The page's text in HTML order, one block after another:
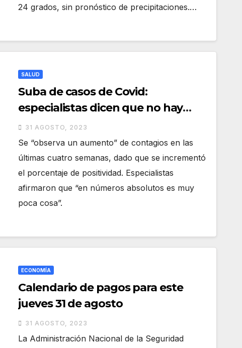
24 grados, sin pronóstico de precipitaciones.…
SALUD
Suba de casos de Covid:
especialistas dicen que no hay
impacto en salud pública
31 AGOSTO, 2023
Se “observa un aumento” de contagios en las
últimas cuatro semanas, dado que se incrementó
el porcentaje de positividad. Especialistas
afirmaron que “en números absolutos es muy
poca cosa”.
ECONOMÍA
Calendario de pagos para este
jueves 31 de agosto
31 AGOSTO, 2023
La Administración Nacional de la Seguridad